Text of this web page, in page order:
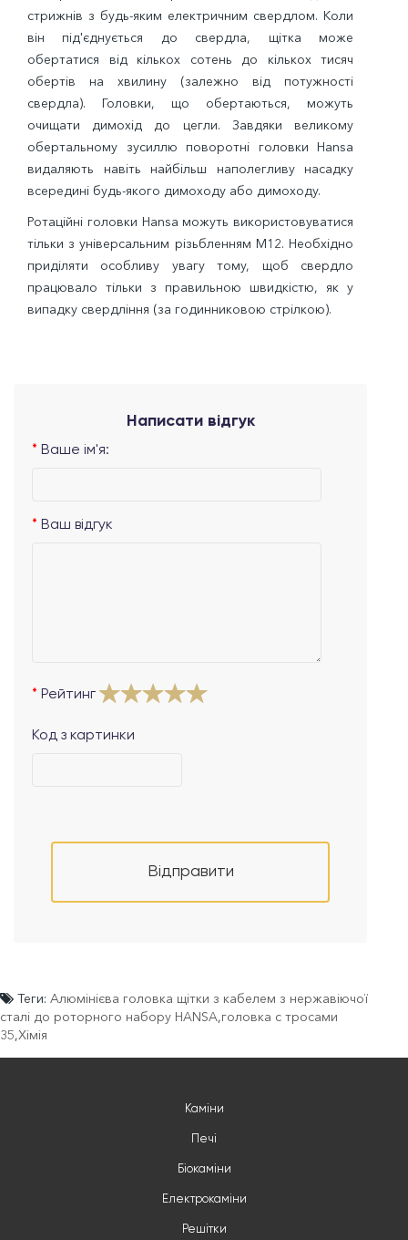
стрижнів з будь-яким електричним свердлом. Коли
він під'єднується до свердла, щітка може
обертатися від кількох сотень до кількох тисяч
обертів на хвилину (залежно від потужності
свердла). Головки, що обертаються, можуть
очищати димохід до цегли. Завдяки великому
обертальному зусиллю поворотні головки Hansa
видаляють навіть найбільш наполегливу насадку
всередині будь-якого димоходу або димоходу.
Ротаційні головки Hansa можуть використовуватися
тільки з універсальним різьбленням M12. Необхідно
приділяти особливу увагу тому, щоб свердло
працювало тільки з правильною швидкістю, як у
випадку свердління (за годинниковою стрілкою).
Написати відгук
Ваше ім'я:
Ваш відгук
Рейтинг
Код з картинки
Відправити
Теги: Алюмінієва головка щітки з кабелем з нержавіючої
сталі до роторного набору HANSA,головка с тросами
35,Хімія
Каміни
Печі
Біокаміни
Електрокаміни
Решітки